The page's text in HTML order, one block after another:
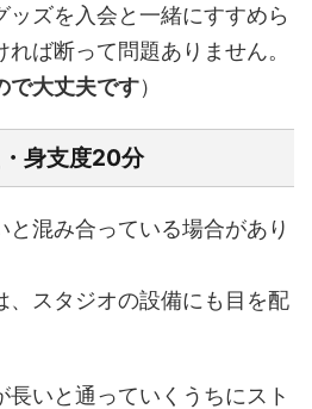
ッズを入会と一緒にすすめら
ば断って問題ありません。
で大丈夫です）
身支度20分
と混み合っている場合があり
、スタジオの設備にも目を配
長いと通っていくうちにスト